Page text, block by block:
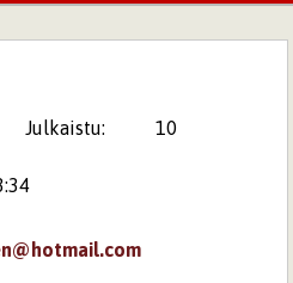
Julkaistu:
10